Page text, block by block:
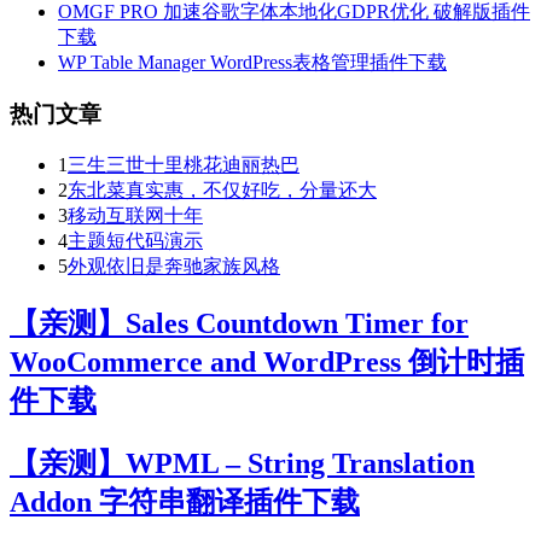
OMGF PRO 加速谷歌字体本地化GDPR优化 破解版插件
下载
WP Table Manager WordPress表格管理插件下载
热门文章
1 三生三世十里桃花迪丽热巴
2东北菜真实惠，不仅好吃，分量还大
3移动互联网十年
4主题短代码演示
5外观依旧是奔驰家族风格
【亲测】Sales Countdown Timer for
WooCommerce and WordPress 倒计时插
件下载
【亲测】WPML – String Translation
Addon 字符串翻译插件下载